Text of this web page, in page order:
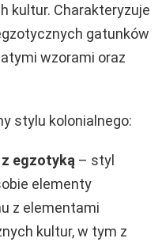
kultur. Charakteryzuje
gatunków
wzorami oraz
stylu kolonialnego:
z egzotyką – styl
elementy
z elementami
kultur, w tym z